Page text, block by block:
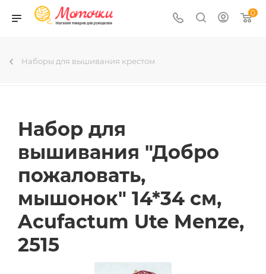
0
Наборы для вышивания крестом
Набор для
вышивания "Добро
пожаловать,
мышонок" 14*34 см,
Acufactum Ute Menze,
2515